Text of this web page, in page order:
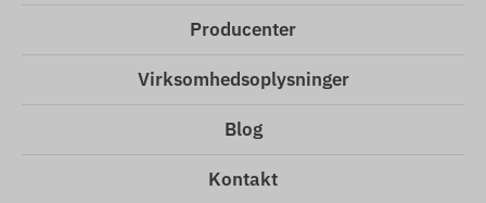
Producenter
Virksomhedsoplysninger
Blog
Kontakt